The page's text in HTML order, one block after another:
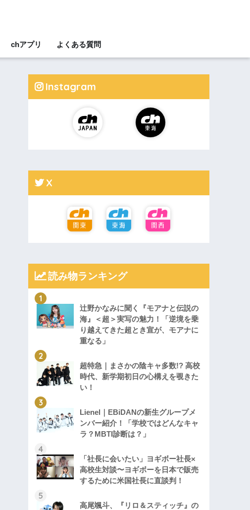
chアプリ よくある質問
Instagram
X
読み物ランキング
辻野かなみに聞く『モアナと伝説の
海』＜超＞実写の魅力！「逆境を乗
り越えてきた超とき宣が、モアナに
重なる」
超特急｜まさかの陰キャ多数!? 高校
時代、新学期初日の心構えを覗きた
い！
Lienel｜EBiDANの新生グループメ
ンバー紹介！「学校ではどんなキャ
ラ？MBTI診断は？」
「社長に会いたい」ヨギボー社長×
高校生対談〜ヨギボーを日本で販売
するために米国社長に直談判！
高尾颯斗、『リロ＆スティッチ』の